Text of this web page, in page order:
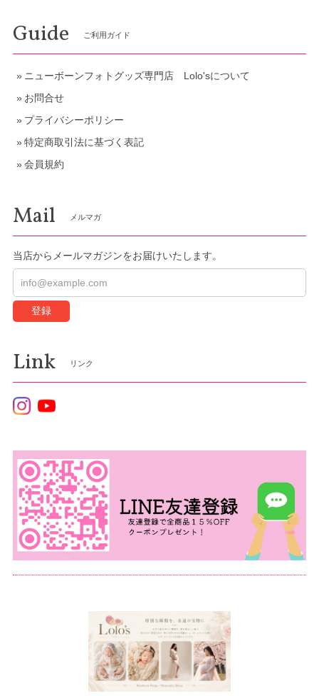
Guide ご利用ガイド
ニューボーンフォトグッズ専門店 Lolo'sについて
お問合せ
プライバシーポリシー
特定商取引法に基づく表記
会員規約
Mail メルマガ
当店からメールマガジンをお届けいたします。
登録
Link リンク